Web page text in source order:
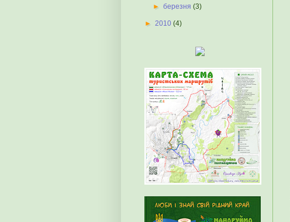
►березня(3)
► 2010 (4)